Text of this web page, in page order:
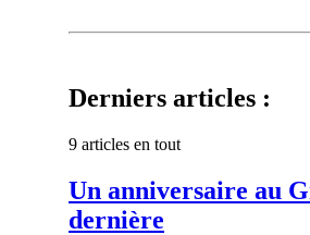
Derniers articles :
9 articles en tout
Un anniversaire au
dernière